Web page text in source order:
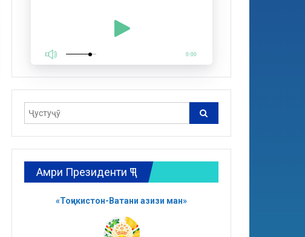
0:00
Амри Президенти ҶТ
«Тоҷикистон-Ватани азизи ман»